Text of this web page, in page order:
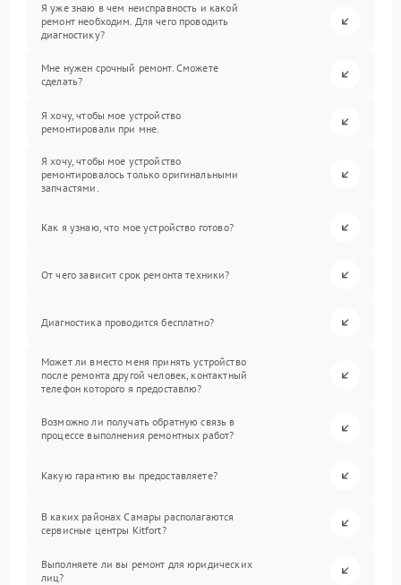
Я уже знаю в чем неисправность и какой
ремонт необходим. Для чего проводить
диагностику?
Мне нужен срочный ремонт. Сможете
сделать?
Я хочу, чтобы мое устройство
ремонтировали при мне.
Я хочу, чтобы мое устройство
ремонтировалось только оригинальными
запчастями.
Как я узнаю, что мое устройство готово?
От чего зависит срок ремонта техники?
Диагностика проводится бесплатно?
Может ли вместо меня принять устройство
после ремонта другой человек, контактный
телефон которого я предоставлю?
Возможно ли получать обратную связь в
процессе выполнения ремонтных работ?
Какую гарантию вы предоставляете?
В каких районах Самары располагаются
сервисные центры Kitfort?
Выполняете ли вы ремонт для юридических
лиц?